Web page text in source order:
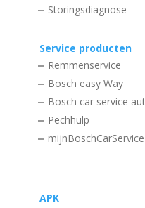
Storingsdiagnose
Service producten
Remmenservice
Bosch easy Way
Bosch car service
Pechhulp
mijnBoschCarService
APK